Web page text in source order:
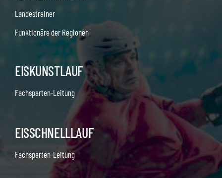
Landestrainer
Funktionäre der Regionen
EISKUNSTLAUF
Fachsparten-Leitung
EISSCHNELLLAUF
Fachsparten-Leitung